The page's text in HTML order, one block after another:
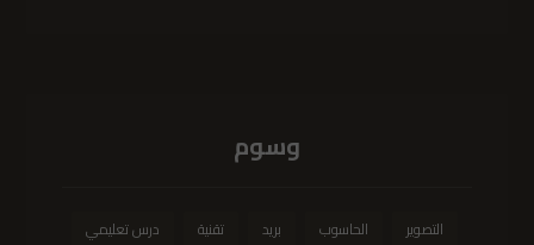
وسوم
التصوير الحاسوب بريد تقنية
درس تعليمي